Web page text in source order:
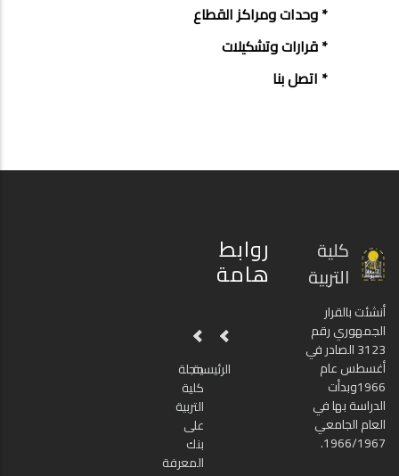
* وحدات ومراكز القطاع
* قرارات وتشكيلات
* اتصل بنا
كلية
التربية
أنشئت بالقرار
الجمهوري رقم
3123 الصادر في
أغسطس عام
1966وبدأت
الدراسة بها في
العام الجامعي
1966/1967.
روابط
هامة
الرئيسيةمجلة
كلية
التربية
على
بنك
المعرفة